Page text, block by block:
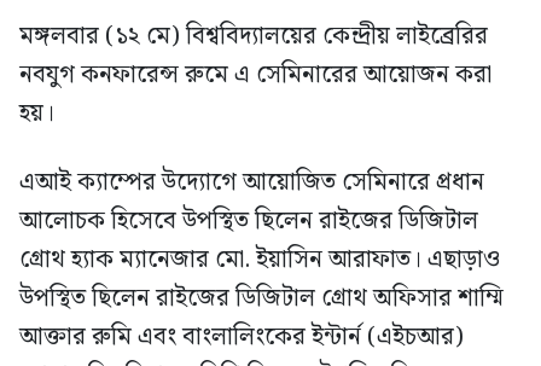
মঙ্গলবার (১২ মে) বিশ্ববিদ্যালয়ের কেন্দ্রীয় লাইব্রেরির
নবযুগ কনফারেন্স রুমে এ সেমিনারের আয়োজন করা
হয়।
এআই ক্যাম্পের উদ্যোগে আয়োজিত সেমিনারে প্রধান
আলোচক হিসেবে উপস্থিত ছিলেন রাইজের ডিজিটাল
গ্রোথ হ্যাক ম্যানেজার মো. ইয়াসিন আরাফাত। এছাড়াও
উপস্থিত ছিলেন রাইজের ডিজিটাল গ্রোথ অফিসার শাম্মি
আক্তার রুমি এবং বাংলালিংকের ইন্টার্ন (এইচআর)